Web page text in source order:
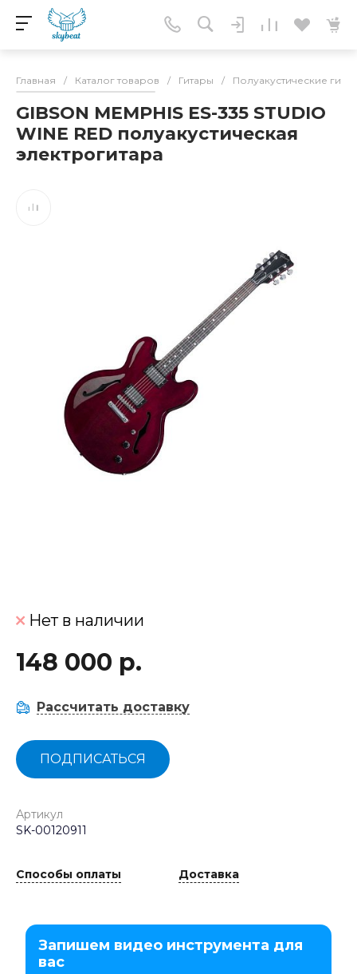
Главная / Каталог товаров / Гитары / Полуакустические
GIBSON MEMPHIS ES-335 STUDIO
WINE RED полуакустическая
электрогитара
Нет в наличии
148 000 р.
Рассчитать доставку
ПОДПИСАТЬСЯ
Артикул
SK-00120911
Способы оплаты Доставка
Запишем видео инструмента для
вас